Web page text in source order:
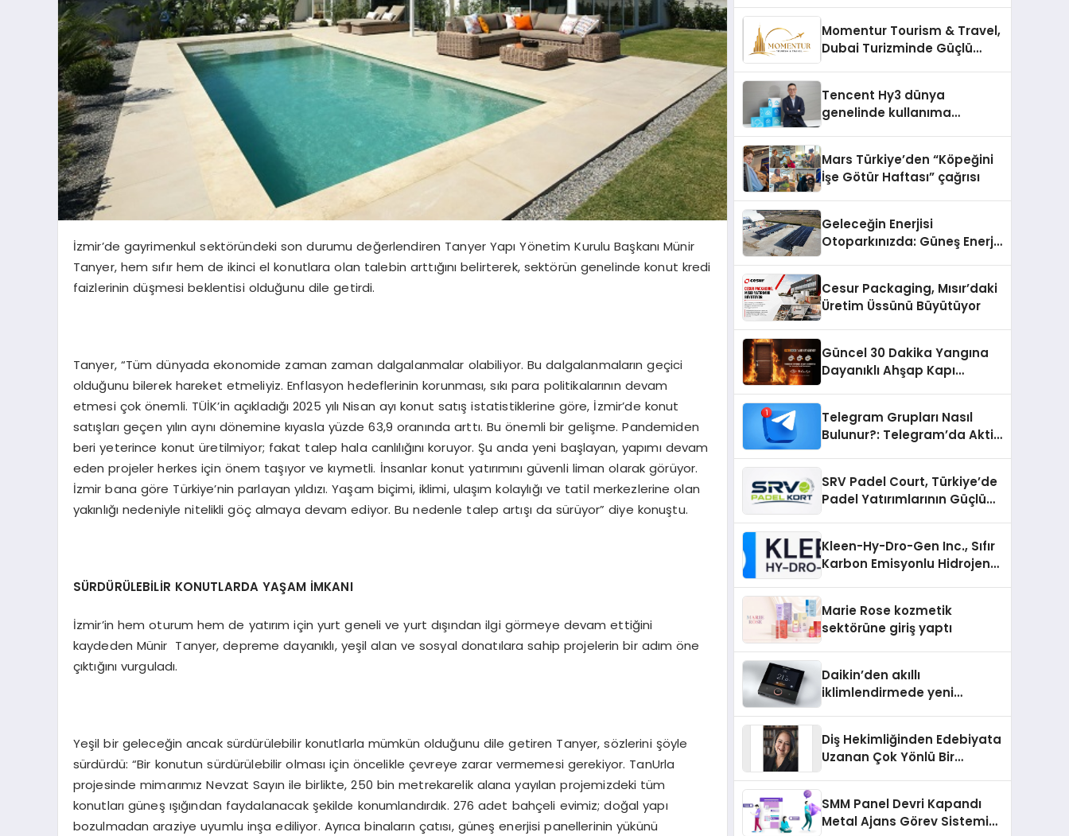
İzmir’de gayrimenkul sektöründeki son durumu değerlendiren Tanyer Yapı Yönetim Kurulu Başkanı Münir
Tanyer, hem sıfır hem de ikinci el konutlara olan talebin arttığını belirterek, sektörün genelinde konut kredi
faizlerinin düşmesi beklentisi olduğunu dile getirdi.
Tanyer, “Tüm dünyada ekonomide zaman zaman dalgalanmalar olabiliyor. Bu dalgalanmaların geçici
olduğunu bilerek hareket etmeliyiz. Enflasyon hedeflerinin korunması, sıkı para politikalarının devam
etmesi çok önemli. TÜİK’in açıkladığı 2025 yılı Nisan ayı konut satış istatistiklerine göre, İzmir’de konut
satışları geçen yılın aynı dönemine kıyasla yüzde 63,9 oranında arttı. Bu önemli bir gelişme. Pandemiden
beri yeterince konut üretilmiyor; fakat talep hala canlılığını koruyor. Şu anda yeni başlayan, yapımı devam
eden projeler herkes için önem taşıyor ve kıymetli. İnsanlar konut yatırımını güvenli liman olarak görüyor.
İzmir bana göre Türkiye’nin parlayan yıldızı. Yaşam biçimi, iklimi, ulaşım kolaylığı ve tatil merkezlerine olan
yakınlığı nedeniyle nitelikli göç almaya devam ediyor. Bu nedenle talep artışı da sürüyor” diye konuştu.
SÜRDÜRÜLEBİLİR KONUTLARDA YAŞAM İMKANI
İzmir’in hem oturum hem de yatırım için yurt geneli ve yurt dışından ilgi görmeye devam ettiğini
kaydeden Münir Tanyer, depreme dayanıklı, yeşil alan ve sosyal donatılara sahip projelerin bir adım öne
çıktığını vurguladı.
Yeşil bir geleceğin ancak sürdürülebilir konutlarla mümkün olduğunu dile getiren Tanyer, sözlerini şöyle
sürdürdü: “Bir konutun sürdürülebilir olması için öncelikle çevreye zarar vermemesi gerekiyor. TanUrla
projesinde mimarımız Nevzat Sayın ile birlikte, 250 bin metrekarelik alana yayılan projemizdeki tüm
konutları güneş ışığından faydalanacak şekilde konumlandırdık. 276 adet bahçeli evimiz; doğal yapı
bozulmadan araziye uyumlu inşa ediliyor. Ayrıca binaların çatısı, güneş enerjisi panellerinin yükünü
Momentur Tourism & Travel,
Dubai Turizminde Güçlü
Tencent Hy3 dünya
genelinde kullanıma
Mars Türkiye’den “Köpeğini
İşe Götür Haftası” çağrısı
Geleceğin Enerjisi
Otoparkınızda: Güneş Enerjili
Cesur Packaging, Mısır’daki
Üretim Üssünü Büyütüyor
Güncel 30 Dakika Yangına
Dayanıklı Ahşap Kapı
Telegram Grupları Nasıl
Bulunur?: Telegram’da Aktif
SRV Padel Court, Türkiye’de
Padel Yatırımlarının Güçlü
Kleen-Hy-Dro-Gen Inc., Sıfır
Karbon Emisyonlu Hidrojen
Aldı
Marie Rose kozmetik
sektörüne giriş yaptı
Daikin’den akıllı
iklimlendirmede yeni
Diş Hekimliğinden Edebiyata
Uzanan Çok Yönlü Bir
SMM Panel Devri Kapandı
Metal Ajans Görev Sistemi